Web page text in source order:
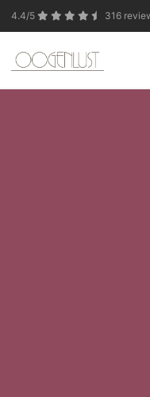
4.4/5 316
In verband met de
in Eersel van